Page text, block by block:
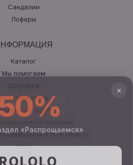
Сандалии
Лоферы
Каталог
Мы помогаем
Доставка
Обратная связь
и возврат
и оферта
Блог
«Распрощаемся»